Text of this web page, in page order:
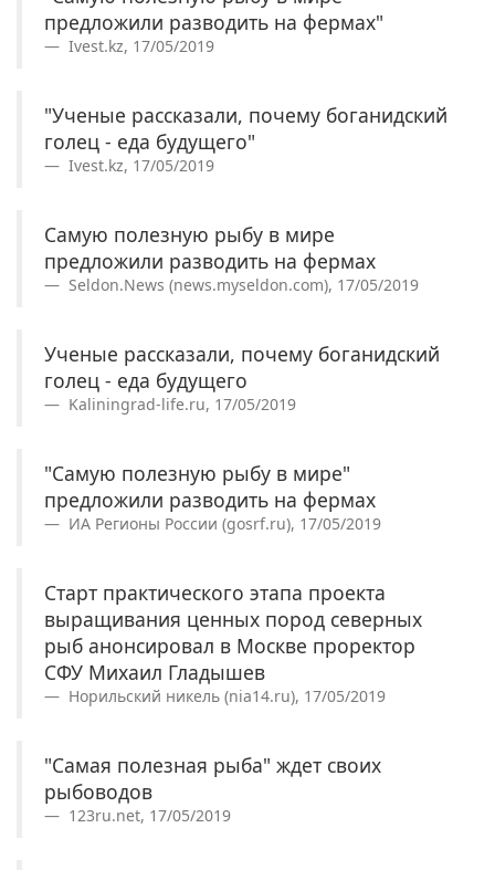
предложили разводить на фермах"
Ivest.kz, 17/05/2019
"Ученые рассказали, почему боганидский
голец - еда будущего"
Ivest.kz, 17/05/2019
Самую полезную рыбу в мире
предложили разводить на фермах
Seldon.News (news.myseldon.com), 17/05/2019
Ученые рассказали, почему боганидский
голец - еда будущего
Kaliningrad-life.ru, 17/05/2019
"Самую полезную рыбу в мире"
предложили разводить на фермах
ИА Регионы России (gosrf.ru), 17/05/2019
Старт практического этапа проекта
выращивания ценных пород северных
рыб анонсировал в Москве проректор
СФУ Михаил Гладышев
Норильский никель (nia14.ru), 17/05/2019
"Самая полезная рыба" ждет своих
рыбоводов
123ru.net, 17/05/2019